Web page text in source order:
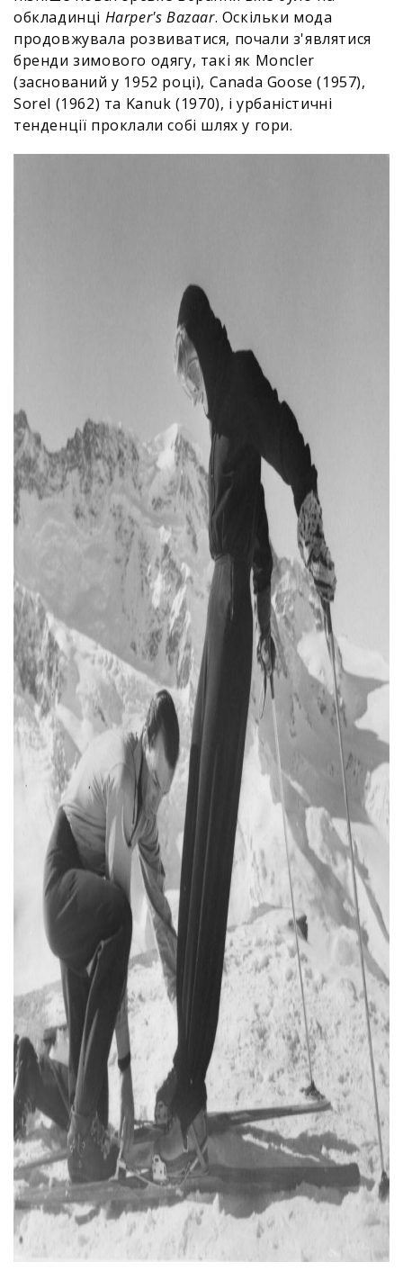
обкладинці Harper's Bazaar. Оскільки мода
продовжувала розвиватися, почали з'являтися
бренди зимового одягу, такі як Moncler
(заснований у 1952 році), Canada Goose (1957),
Sorel (1962) та Kanuk (1970), і урбаністичні
тенденції проклали собі шлях у гори.